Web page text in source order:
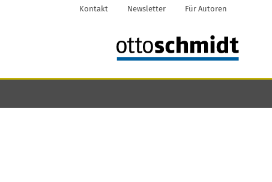
Kontakt Newsletter Für Autoren